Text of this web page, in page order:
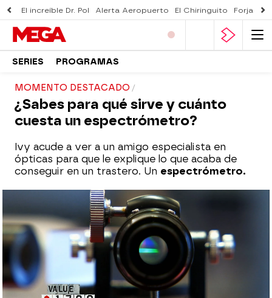
El increíble Dr. Pol Alerta Aeropuerto El Chiringuito Forjado
SERIES PROGRAMAS
MOMENTO DESTACADO
¿Sabes para qué sirve y cuánto
cuesta un espectrómetro?
Ivy acude a ver a un amigo especialista en
ópticas para que le explique lo que acaba de
conseguir en un trastero. Un espectrómetro.
mega
Madrid